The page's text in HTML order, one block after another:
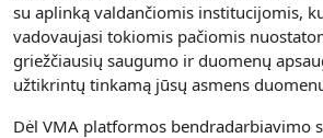
su aplinką valdančiomis institucijomis,
vadovaujasi tokiomis pačiomis
griežčiausių saugumo ir duomenų
užtikrintų tinkamą jūsų asmens
Dėl VMA platformos bendradarbiavimo